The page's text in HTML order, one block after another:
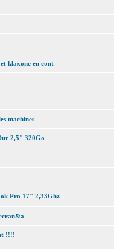
klaxone en cont
machines
2,5" 320Go
Pro 17" 2,33Ghz
!!!!